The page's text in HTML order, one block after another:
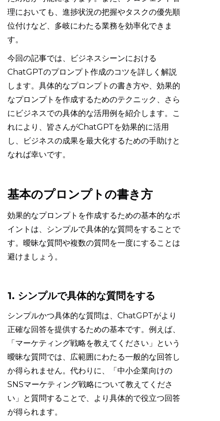
理においても、進捗状況の把握やタスクの優先順
位付けなど、多岐にわたる業務を効率化できま
す。
今回の記事では、ビジネスシーンにおける
ChatGPTのプロンプト作成のコツを詳しく解説
します。具体的なプロンプトの書き方や、効果的
なプロンプトを作成するためのテクニック、さら
にビジネスでの具体的な活用例を紹介します。こ
れにより、皆さんがChatGPTを効果的に活用
し、ビジネスの成果を最大化するための手助けと
なれば幸いです。
基本のプロンプトの書き方
効果的なプロンプトを作成するための基本的なポ
イントは、シンプルで具体的な質問をすることで
す。曖昧な質問や複数の質問を一度にすることは
避けましょう。
1. シンプルで具体的な質問をする
シンプルかつ具体的な質問は、ChatGPTがより
正確な回答を提供するための基本です。例えば、
「マーケティング戦略を教えてください」という
曖昧な質問では、広範囲にわたる一般的な回答し
か得られません。代わりに、「中小企業向けの
SNSマーケティング戦略について教えてくださ
い」と質問することで、より具体的で役立つ回答
が得られます。